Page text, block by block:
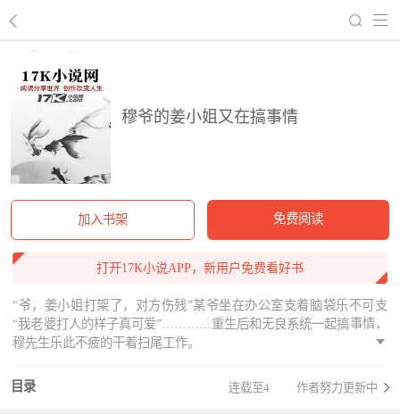
穆爷的姜小姐又在搞事情
加入书架 免费阅读
打开17K小说APP，新用户免费看好书
“爷，姜小姐打架了，对方伤残”某爷坐在办公室支着脑袋乐不可支
“我老婆打人的样子真可爱”…………重生后和无良系统一起搞事情，
穆先生乐此不疲的干着扫尾工作。
目录 连载至4 作者努力更新中